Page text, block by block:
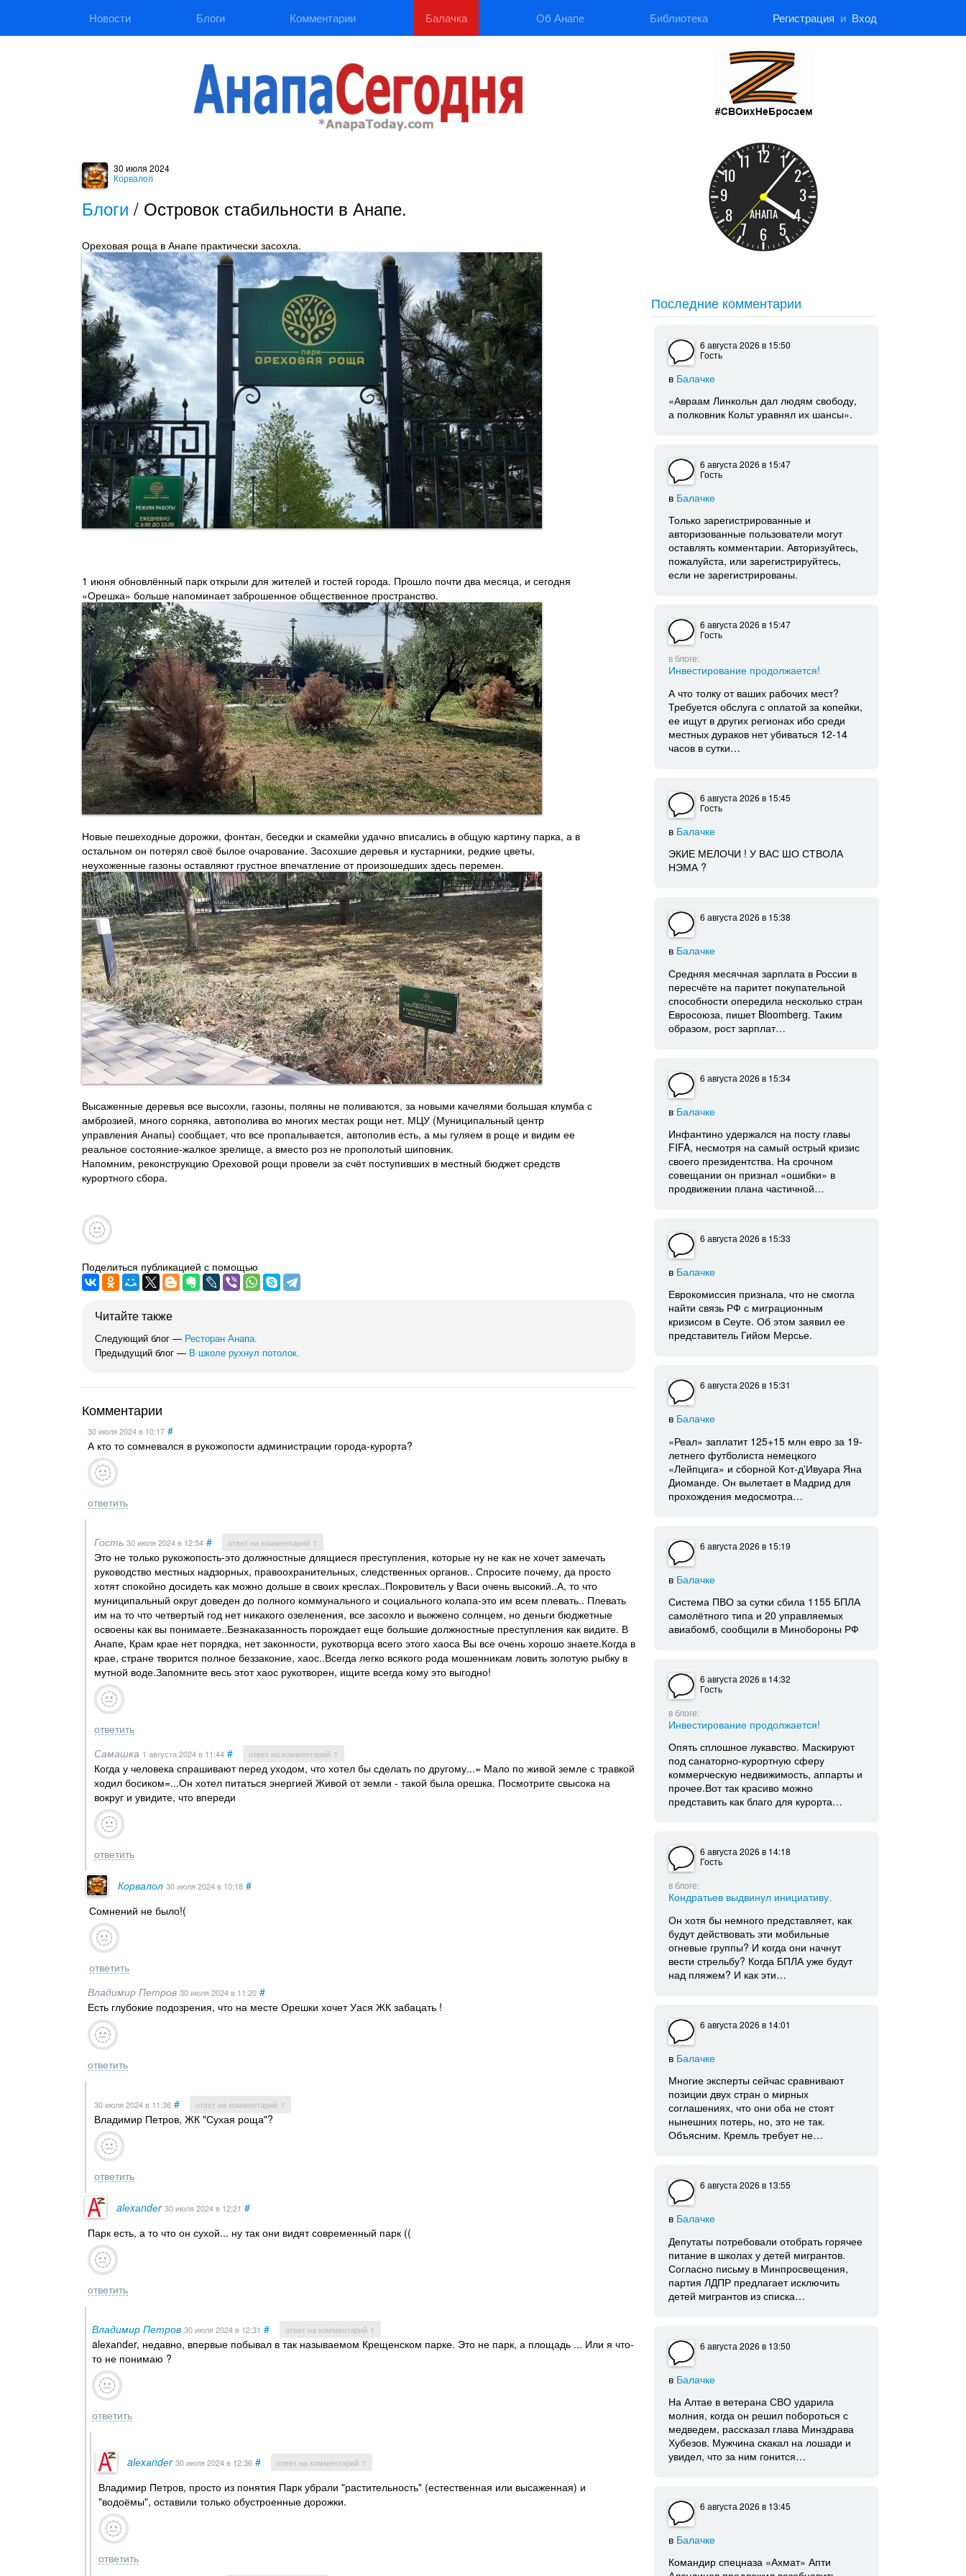
Новости Блоги Комментарии Балачка Об Анапе Библиотека Регистрация и Вход
30 июля 2024
Корвалол
Блоги / Островок стабильности в Анапе.
Ореховая роща в Анапе практически засохла.
1 июня обновлённый парк открыли для жителей и гостей города. Прошло почти два месяца, и сегодня
«Орешка» больше напоминает заброшенное общественное пространство.
Новые пешеходные дорожки, фонтан, беседки и скамейки удачно вписались в общую картину парка, а в
остальном он потерял своё былое очарование. Засохшие деревья и кустарники, редкие цветы,
неухоженные газоны оставляют грустное впечатление от произошедших здесь перемен.
Высаженные деревья все высохли, газоны, поляны не поливаются, за новыми качелями большая клумба с
амброзией, много сорняка, автополива во многих местах рощи нет. МЦУ (Муниципальный центр
управления Анапы) сообщает, что все пропалывается, автополив есть, а мы гуляем в роще и видим ее
реальное состояние-жалкое зрелище, а вместо роз не прополотый шиповник.
Напомним, реконструкцию Ореховой рощи провели за счёт поступивших в местный бюджет средств
курортного сбора.
Поделиться публикацией с помощью
Читайте также
Следующий блог — Ресторан Анапа.
Предыдущий блог — В школе рухнул потолок.
Комментарии
30 июля 2024в 10:17 #
А кто то сомневался в рукожопости администрации города-курорта?
ответить
Гость 30 июля 2024в 12:54 # ответ на комментарий ↑
Это не только рукожопость-это должностные длящиеся преступления, которые ну не как не хочет замечать
руководство местных надзорных, правоохранительных, следственных органов.. Спросите почему, да просто
хотят спокойно досидеть как можно дольше в своих креслах..Покровитель у Васи очень высокий..А, то что
муниципальный округ доведен до полного коммунального и социального колапа-это им всем плевать.. Плевать
им на то что четвертый год нет никакого озеленения, все засохло и выжжено солнцем, но деньги бюджетные
освоены как вы понимаете..Безнаказанность порождает еще большие должностные преступления как видите. В
Анапе, Крам крае нет порядка, нет законности, рукотворца всего этого хаоса Вы все очень хорошо знаете.Когда в
крае, стране творится полное беззаконие, хаос..Всегда легко всякого рода мошенникам ловить золотую рыбку в
мутной воде.Запомните весь этот хаос рукотворен, ищите всегда кому это выгодно!
ответить
Самашка 1 августа 2024в 11:44 # ответ на комментарий ↑
Когда у человека спрашивают перед уходом, что хотел бы сделать по другому...= Мало по живой земле с травкой
ходил босиком=...Он хотел питаться энергией Живой от земли - такой была орешка. Посмотрите свысока на
вокруг и увидите, что впереди
ответить
Корвалол 30 июля 2024в 10:18 #
Сомнений не было!(
ответить
Владимир Петров 30 июля 2024в 11:20 #
Есть глубокие подозрения, что на месте Орешки хочет Уася ЖК забацать !
ответить
30 июля 2024в 11:36 # ответ на комментарий ↑
Владимир Петров, ЖК "Сухая роща"?
ответить
alеxаndеr 30 июля 2024в 12:21 #
Парк есть, а то что он сухой... ну так они видят современный парк ((
ответить
Владимир Петров 30 июля 2024в 12:31 # ответ на комментарий ↑
alеxаndеr, недавно, впервые побывал в так называемом Крещенском парке. Это не парк, а площадь ... Или я что-
то не понимаю ?
ответить
alеxаndеr 30 июля 2024в 12:36 # ответ на комментарий ↑
Владимир Петров, просто из понятия Парк убрали "растительность" (естественная или высаженная) и
"водоёмы", оставили только обустроенные дорожки.
ответить
Последние комментарии
6 августа 2026в 15:50
Гость
в Балачке
«Авраам Линкольн дал людям свободу,
а полковник Кольт уравнял их шансы».
6 августа 2026в 15:47
Гость
в Балачке
Только зарегистрированные и
авторизованные пользователи могут
оставлять комментарии. Авторизуйтесь,
пожалуйста, или зарегистрируйтесь,
если не зарегистрированы.
6 августа 2026в 15:47
Гость
в блоге:
Инвестирование продолжается!
А что толку от ваших рабочих мест?
Требуется обслуга с оплатой за копейки,
ее ищут в других регионах ибо среди
местных дураков нет убиваться 12-14
часов в сутки…
6 августа 2026в 15:45
Гость
в Балачке
ЭКИЕ МЕЛОЧИ ! У ВАС ШО СТВОЛА
НЭМА ?
6 августа 2026в 15:38
в Балачке
Средняя месячная зарплата в России в
пересчёте на паритет покупательной
способности опередила несколько стран
Евросоюза, пишет Bloomberg. Таким
образом, рост зарплат…
6 августа 2026в 15:34
в Балачке
Инфантино удержался на посту главы
FIFA, несмотря на самый острый кризис
своего президентства. На срочном
совещании он признал «ошибки» в
продвижении плана частичной…
6 августа 2026в 15:33
в Балачке
Еврокомиссия признала, что не смогла
найти связь РФ с миграционным
кризисом в Сеуте. Об этом заявил ее
представитель Гийом Мерсье.
6 августа 2026в 15:31
в Балачке
«Реал» заплатит 125+15 млн евро за 19-
летнего футболиста немецкого
«Лейпцига» и сборной Кот-д'Ивуара Яна
Диоманде. Он вылетает в Мадрид для
прохождения медосмотра…
6 августа 2026в 15:19
в Балачке
Система ПВО за сутки сбила 1155 БПЛА
самолётного типа и 20 управляемых
авиабомб, сообщили в Минобороны РФ
6 августа 2026в 14:32
Гость
в блоге:
Инвестирование продолжается!
Опять сплошное лукавство. Маскируют
под санаторно-курортную сферу
коммерческую недвижимость, аппарты и
прочее.Вот так красиво можно
представить как благо для курорта…
6 августа 2026в 14:18
Гость
в блоге:
Кондратьев выдвинул инициативу.
Он хотя бы немного представляет, как
будут действовать эти мобильные
огневые группы? И когда они начнут
вести стрельбу? Когда БПЛА уже будут
над пляжем? И как эти…
6 августа 2026в 14:01
в Балачке
Многие эксперты сейчас сравнивают
позиции двух стран о мирных
соглашениях, что они оба не стоят
нынешних потерь, но, это не так.
Объясним. Кремль требует не…
6 августа 2026в 13:55
в Балачке
Депутаты потребовали отобрать горячее
питание в школах у детей мигрантов.
Согласно письму в Минпросвещения,
партия ЛДПР предлагает исключить
детей мигрантов из списка…
6 августа 2026в 13:50
в Балачке
На Алтае в ветерана СВО ударила
молния, когда он решил побороться с
медведем, рассказал глава Минздрава
Хубезов. Мужчина скакал на лошади и
увидел, что за ним гонится…
6 августа 2026в 13:45
в Балачке
Командир спецназа «Ахмат» Апти